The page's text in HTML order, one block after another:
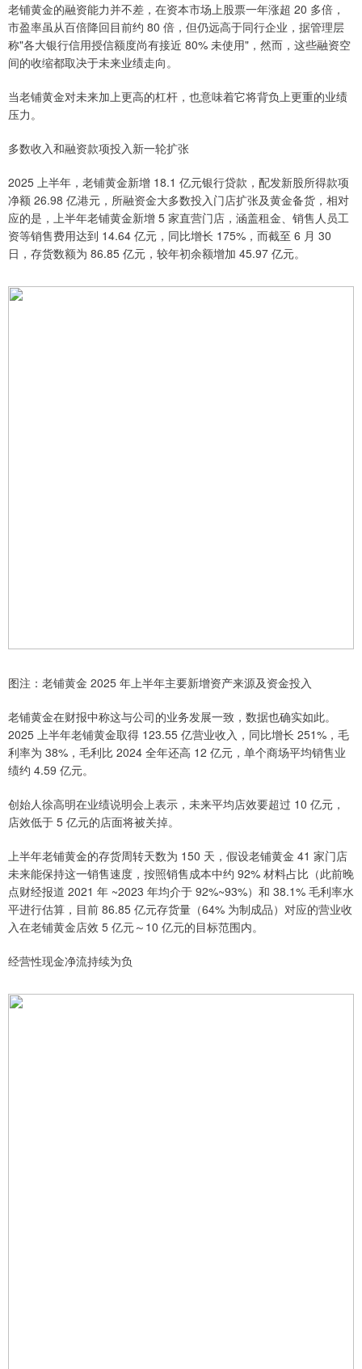
老铺黄金的融资能力并不差，在资本市场上股票一年涨超 20 多倍，
市盈率虽从百倍降回目前约 80 倍，但仍远高于同行企业，据管理层
称"各大银行信用授信额度尚有接近 80% 未使用"，然而，这些融资空
间的收缩都取决于未来业绩走向。
当老铺黄金对未来加上更高的杠杆，也意味着它将背负上更重的业绩
压力。
多数收入和融资款项投入新一轮扩张
2025 上半年，老铺黄金新增 18.1 亿元银行贷款，配发新股所得款项
净额 26.98 亿港元，所融资金大多数投入门店扩张及黄金备货，相对
应的是，上半年老铺黄金新增 5 家直营门店，涵盖租金、销售人员工
资等销售费用达到 14.64 亿元，同比增长 175%，而截至 6 月 30
日，存货数额为 86.85 亿元，较年初余额增加 45.97 亿元。
图注：老铺黄金 2025 年上半年主要新增资产来源及资金投入
老铺黄金在财报中称这与公司的业务发展一致，数据也确实如此。
2025 上半年老铺黄金取得 123.55 亿营业收入，同比增长 251%，毛
利率为 38%，毛利比 2024 全年还高 12 亿元，单个商场平均销售业
绩约 4.59 亿元。
创始人徐高明在业绩说明会上表示，未来平均店效要超过 10 亿元，
店效低于 5 亿元的店面将被关掉。
上半年老铺黄金的存货周转天数为 150 天，假设老铺黄金 41 家门店
未来能保持这一销售速度，按照销售成本中约 92% 材料占比（此前晚
点财经报道 2021 年 ~2023 年均介于 92%~93%）和 38.1% 毛利率水
平进行估算，目前 86.85 亿元存货量（64% 为制成品）对应的营业收
入在老铺黄金店效 5 亿元～10 亿元的目标范围内。
经营性现金净流持续为负